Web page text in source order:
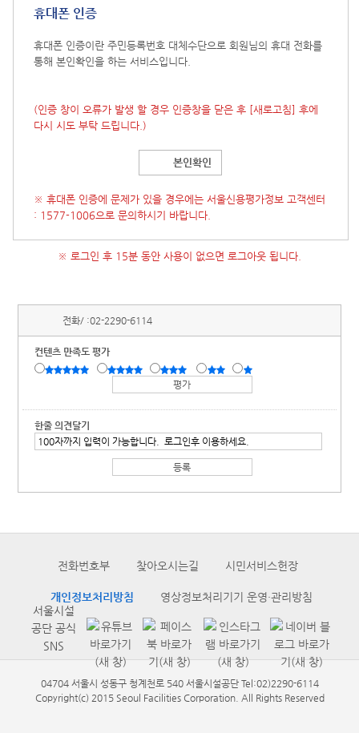
휴대폰 인증
휴대폰 인증이란 주민등록번호 대체수단으로 회원님의 휴대 전화를
통해 본인확인을 하는 서비스입니다.
(인증 창이 오류가 발생 할 경우 인증창을 닫은 후 [새로고침] 후에
다시 시도 부탁 드립니다.)
본인확인
※ 휴대폰 인증에 문제가 있을 경우에는 서울신용평가정보 고객센터
: 1577-1006으로 문의하시기 바랍니다.
※ 로그인 후 15분 동안 사용이 없으면 로그아웃 됩니다.
전화/ :02-2290-6114
컨텐츠 만족도 평가
한줄 의견달기
전화번호부 찾아오시는길 시민서비스헌장
개인정보처리방침
영상정보처리기기 운영·관리방침
서울시설
공단 공식
SNS
04704 서울시 성동구 청계천로 540 서울시설공단 Tel:02)2290-6114
Copyright(c) 2015 Seoul Facilities Corporation. All Rights Reserved